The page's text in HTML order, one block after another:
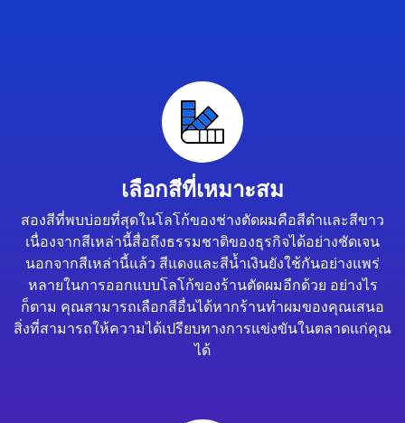
เลือกสีที่เหมาะสม
สองสีที่พบบ่อยที่สุดในโลโก้ของช่างตัดผมคือสีดำและสีขาว
เนื่องจากสีเหล่านี้สื่อถึงธรรมชาติของธุรกิจได้อย่างชัดเจน
นอกจากสีเหล่านี้แล้ว สีแดงและสีน้ำเงินยังใช้กันอย่างแพร่
หลายในการออกแบบโลโก้ของร้านตัดผมอีกด้วย อย่างไร
ก็ตาม คุณสามารถเลือกสีอื่นได้หากร้านทำผมของคุณเสนอ
สิ่งที่สามารถให้ความได้เปรียบทางการแข่งขันในตลาดแก่คุณ
ได้